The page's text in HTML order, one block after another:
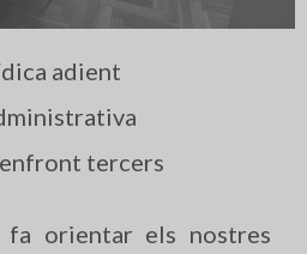
adient
enfront tercers
fa orientar els nostres